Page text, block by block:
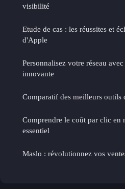
visibilité
Etude de cas : les réussites et
d'Apple
Personnalisez votre réseau
innovante
Comparatif des meilleurs outils
Comprendre le coût par clic en
essentiel
Maslo : révolutionnez vos